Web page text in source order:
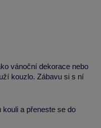
vánoční dekorace nebo
kouzlo. Zábavu si s ní
kouli a přeneste se do